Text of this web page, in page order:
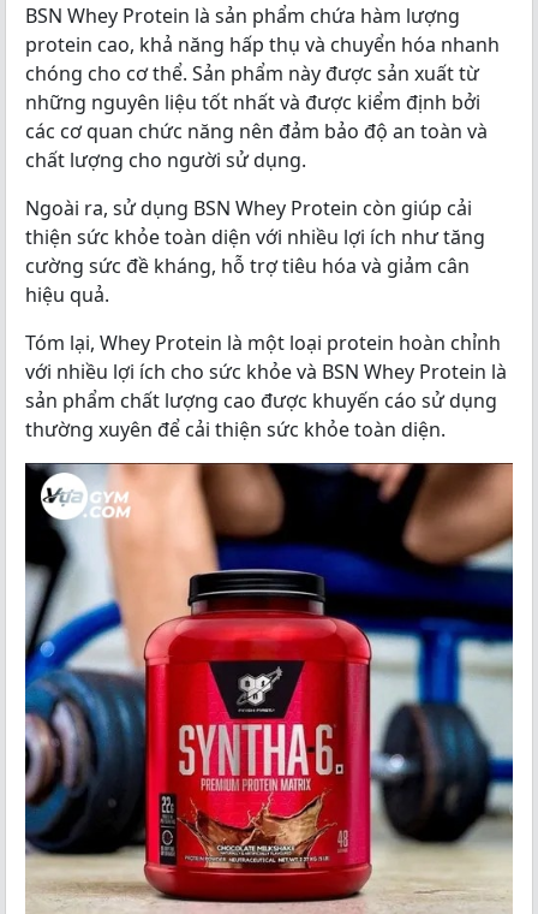
BSN Whey Protein là sản phẩm chứa hàm lượng
protein cao, khả năng hấp thụ và chuyển hóa nhanh
chóng cho cơ thể. Sản phẩm này được sản xuất từ
những nguyên liệu tốt nhất và được kiểm định bởi
các cơ quan chức năng nên đảm bảo độ an toàn và
chất lượng cho người sử dụng.
Ngoài ra, sử dụng BSN Whey Protein còn giúp cải
thiện sức khỏe toàn diện với nhiều lợi ích như tăng
cường sức đề kháng, hỗ trợ tiêu hóa và giảm cân
hiệu quả.
Tóm lại, Whey Protein là một loại protein hoàn chỉnh
với nhiều lợi ích cho sức khỏe và BSN Whey Protein là
sản phẩm chất lượng cao được khuyến cáo sử dụng
thường xuyên để cải thiện sức khỏe toàn diện.